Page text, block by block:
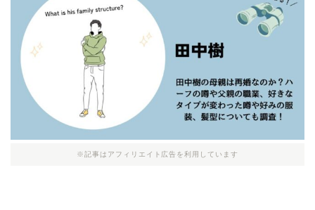
※記事はアフィリエイト広告を利用しています